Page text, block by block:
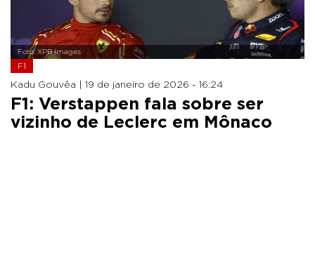
Foto: XPB Images
F1
Kadu Gouvêa | 19 de janeiro de 2026 - 16:24
F1: Verstappen fala sobre ser
vizinho de Leclerc em Mônaco